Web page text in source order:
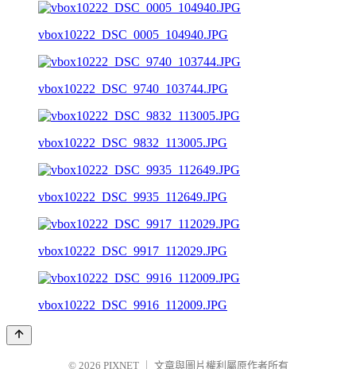
vbox10222_DSC_0005_104940.JPG
vbox10222_DSC_9740_103744.JPG
vbox10222_DSC_9832_113005.JPG
vbox10222_DSC_9935_112649.JPG
vbox10222_DSC_9917_112029.JPG
vbox10222_DSC_9916_112009.JPG
© 2026 PIXNET 文章與圖片權利屬原作者所有